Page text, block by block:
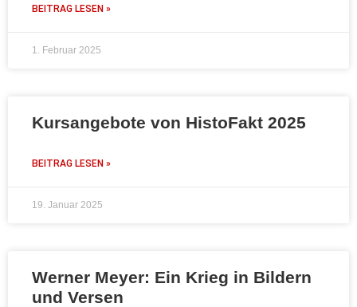
BEITRAG LESEN »
1. Februar 2025
Kursangebote von HistoFakt 2025
BEITRAG LESEN »
19. Januar 2025
Werner Meyer: Ein Krieg in Bildern
und Versen